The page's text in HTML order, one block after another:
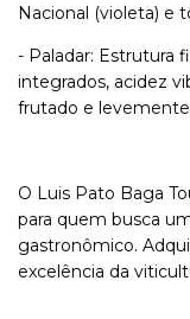
Nacional (violeta) e
- Paladar: Estrutura
integrados, acidez
frutado e
O Luis Pato Baga
para quem busca
gastronômico.
excelência da